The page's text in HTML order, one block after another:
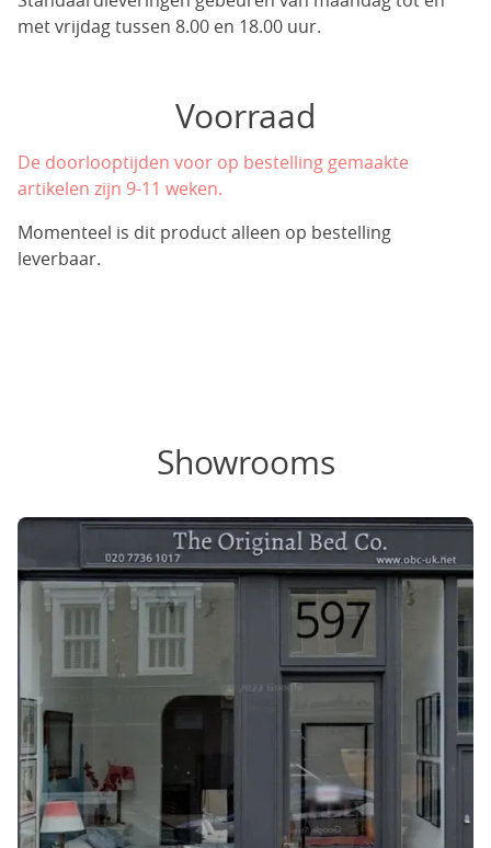
met vrijdag tussen 8.00 en 18.00 uur.
Voorraad
De doorlooptijden voor op bestelling gemaakte
artikelen zijn 9-11 weken.
Momenteel is dit product alleen op bestelling
leverbaar.
Showrooms